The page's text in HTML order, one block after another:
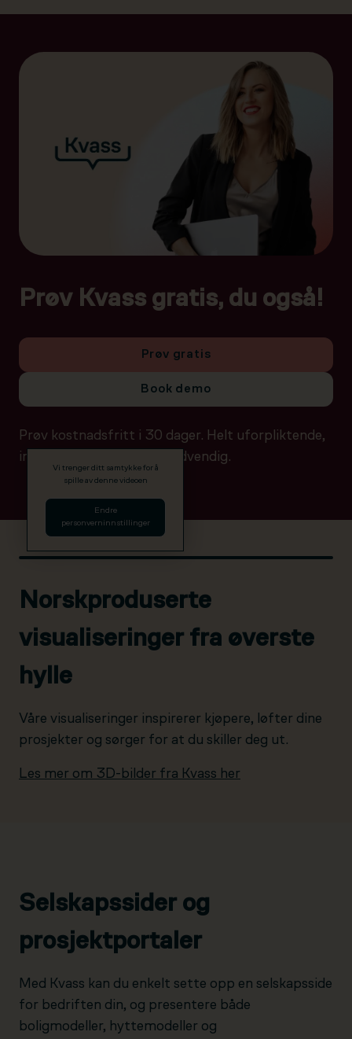
Prøv Kvass gratis, du også!
Prøv gratis
Book demo
Prøv kostnadsfritt i 30 dager. Helt uforpliktende,
ingen betalingsdetaljer nødvendig.
Vi trenger ditt samtykke for å
spille av denne videoen
Endre
personverninnstillinger
Norskproduserte
visualiseringer fra øverste
hylle
Våre visualiseringer inspirerer kjøpere, løfter dine
prosjekter og sørger for at du skiller deg ut.
Les mer om 3D-bilder fra Kvass her
Selskapssider og
prosjektportaler
Med Kvass kan du enkelt sette opp en selskapsside
for bedriften din, og presentere både
boligmodeller, hyttemodeller og